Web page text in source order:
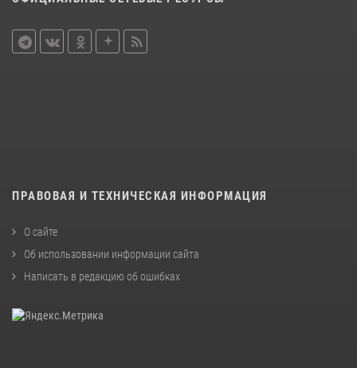
ПРАВОВАЯ И ТЕХНИЧЕСКАЯ ИНФОРМАЦИЯ
О сайте
Об использовании информации сайта
Написать в редакцию об ошибках